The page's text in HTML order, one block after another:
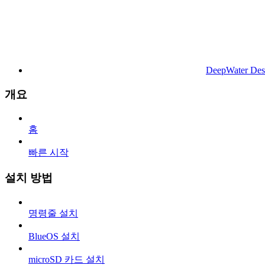
DeepWater
개요
홈
빠른 시작
설치 방법
명령줄 설치
BlueOS 설치
microSD 카드 설치